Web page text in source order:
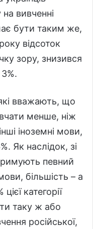
вивченні
бути таким же,
відсоток
зору, знизився
вважають, що
менше, ніж
іноземні мови,
Як наслідок, зі
певний
більшість – а
категорії
таку ж або
російської,